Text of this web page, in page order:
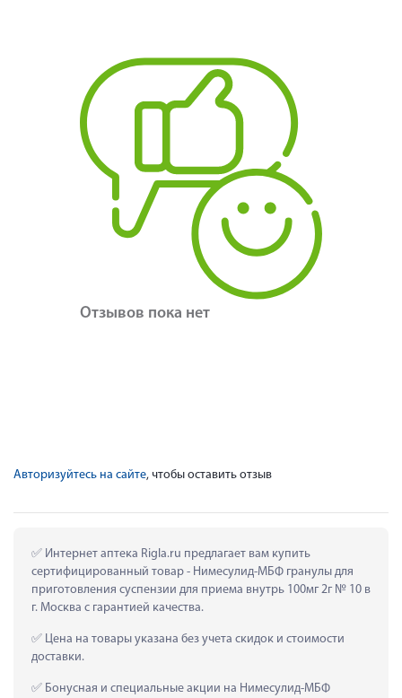
Отзывов пока нет
Авторизуйтесь на сайте, чтобы оставить отзыв
Интернет аптека Rigla.ru предлагает вам купить
сертифицированный товар - Нимесулид-МБФ гранулы для
приготовления суспензии для приема внутрь 100мг 2г № 10 в
г. Москва с гарантией качества.
Цена на товары указана без учета скидок и стоимости
доставки.
Бонусная и специальные акции на Нимесулид-МБФ